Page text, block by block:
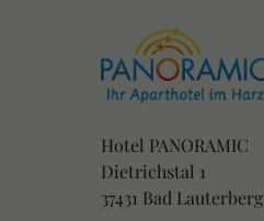
Hotel PANORAMIC
Dietrichstal 1
37431 Bad Lauterberg